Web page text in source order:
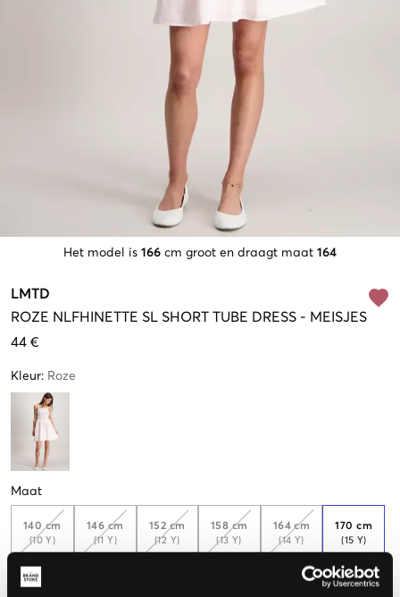
Het model is 166 cm groot en draagt maat 164
LMTD
ROZE NLFHINETTE SL SHORT TUBE DRESS - MEISJES
44 €
Kleur: Roze
Maat
140 cm
(10 Y)
146 cm
(11 Y)
152 cm
(12 Y)
158 cm
(13 Y)
164 cm
(14 Y)
170 cm
(15 Y)
Weinig
beschikbaar